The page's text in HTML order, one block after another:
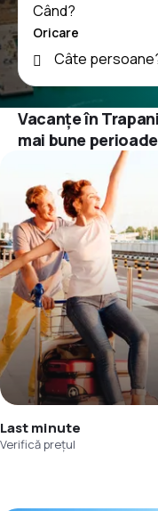
Când?
Câte
Vacanțe în
mai bune
Last minute
Verifică prețul